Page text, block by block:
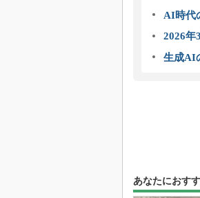
AI時代
2026年
生成AI
あなたにおす